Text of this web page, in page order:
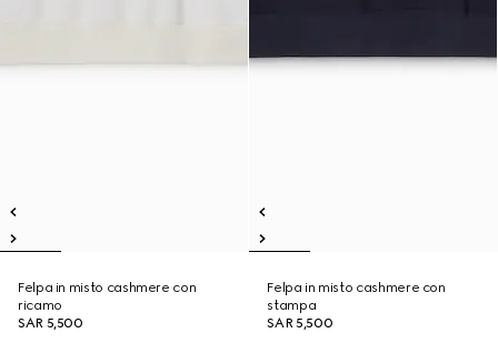
Felpa in misto cashmere con
ricamo
SAR 5,500
Felpa in misto cashmere con
stampa
SAR 5,500